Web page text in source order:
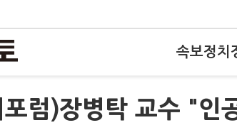
속보정치
럼)장병탁 교수 "인